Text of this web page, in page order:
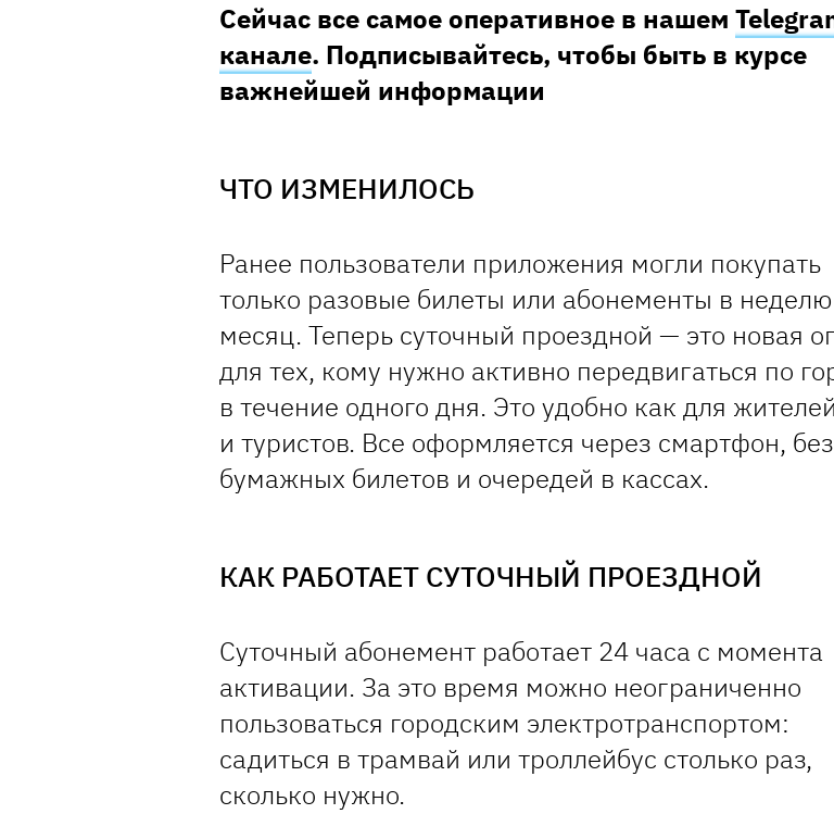
Сейчас все самое оперативное в нашем
канале. Подписывайтесь, чтобы быть в курсе
важнейшей информации
ЧТО ИЗМЕНИЛОСЬ
Ранее пользователи приложения могли покупать
только разовые билеты или абонементы в
месяц. Теперь суточный проездной — это новая
для тех, кому нужно активно передвигаться по
в течение одного дня. Это удобно как для
и туристов. Все оформляется через смартфон, без
бумажных билетов и очередей в кассах.
КАК РАБОТАЕТ СУТОЧНЫЙ ПРОЕЗДНОЙ
Суточный абонемент работает 24 часа с момента
активации. За это время можно неограниченно
пользоваться городским электротранспортом:
садиться в трамвай или троллейбус столько раз,
сколько нужно.